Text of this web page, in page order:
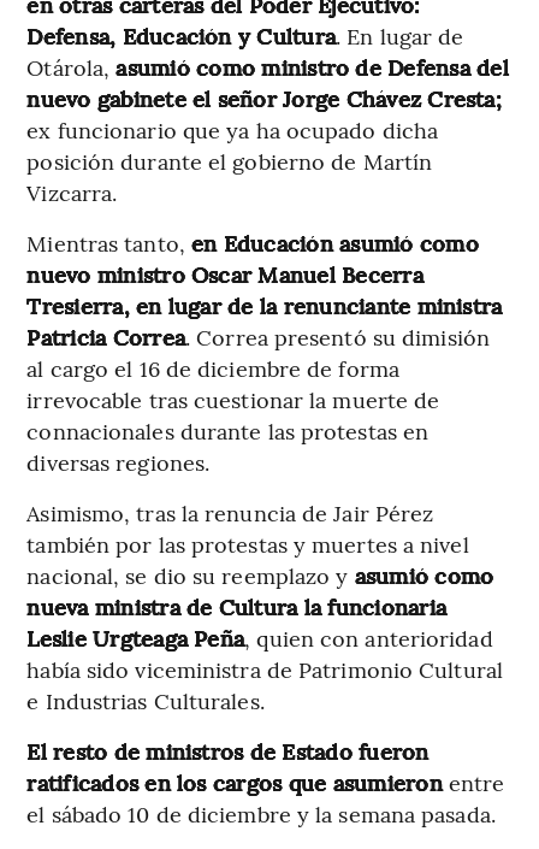
Defensa, Educación y Cultura. En lugar de
Otárola, asumió como ministro de Defensa del
nuevo gabinete el señor Jorge Chávez Cresta;
ex funcionario que ya ha ocupado dicha
posición durante el gobierno de Martín
Vizcarra.
Mientras tanto, en Educación asumió como
nuevo ministro Oscar Manuel Becerra
Tresierra, en lugar de la renunciante ministra
Patricia Correa. Correa presentó su dimisión
al cargo el 16 de diciembre de forma
irrevocable tras cuestionar la muerte de
connacionales durante las protestas en
diversas regiones.
Asimismo, tras la renuncia de Jair Pérez
también por las protestas y muertes a nivel
nacional, se dio su reemplazo y asumió como
nueva ministra de Cultura la funcionaria
Leslie Urgteaga Peña, quien con anterioridad
había sido viceministra de Patrimonio Cultural
e Industrias Culturales.
El resto de ministros de Estado fueron
ratificados en los cargos que asumieronentre
el sábado 10 de diciembre y la semana pasada.